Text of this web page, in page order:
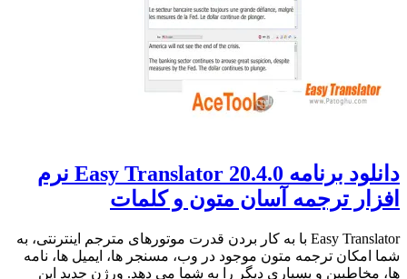
دانلود برنامه Easy Translator 20.4.0 نرم
افزار ترجمه آسان متون و کلمات
Easy Translator با به کار بردن قدرت موتورهای مترجم اینترنتی، به
شما امکان ترجمه متون موجود در وب، مسنجر ها، ایمیل ها، نامه
ها، مخاطبین و بسیاری دیگر را به شما می دهد. ورژن جدید این